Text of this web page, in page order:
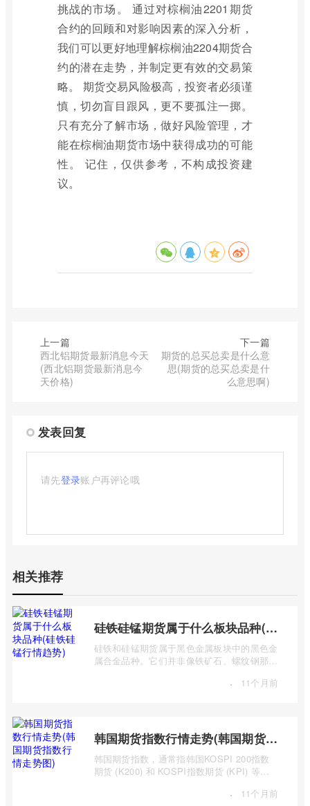
挑战的市场。 通过对棕榈油2201期货
合约的回顾和对影响因素的深入分析，
我们可以更好地理解棕榈油2204期货合
约的潜在走势，并制定更有效的交易策
略。 期货交易风险极高，投资者必须谨
慎，切勿盲目跟风，更不要孤注一掷。
只有充分了解市场，做好风险管理，才
能在棕榈油期货市场中获得成功的可能
性。 记住，仅供参考，不构成投资建
议。
上一篇
西北铝期货最新消息今天
(西北铝期货最新消息今
天价格)
下一篇
期货的总买总卖是什么意
思(期货的总买总卖是什
么意思啊)
发表回复
请先登录账户再评论哦
相关推荐
硅铁硅锰期货属于什么板块品种(硅铁硅锰行情趋势)
硅铁和硅锰期货属于黑色金属板块中的黑色金
属合金品种。它们并非像铁矿石、螺纹钢那样
· 11个月前
韩国期货指数行情走势(韩国期货指数行情走势图)
韩国期货指数，通常指韩国KOSPI 200指数
期货 (K200) 和 KOSPI指数期货 (KPI) 等主
· 11个月前